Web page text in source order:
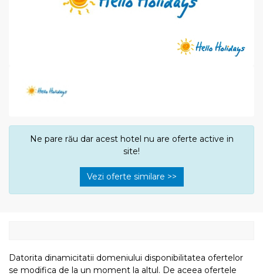
Ne pare rău dar acest hotel nu are oferte active in
site!
Vezi oferte similare >>
Datorita dinamicitatii domeniului disponibilitatea ofertelor
se modifica de la un moment la altul. De aceea ofertele